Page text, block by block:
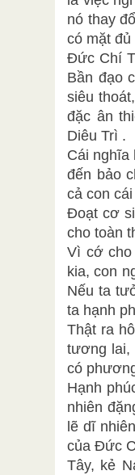
nó thay
có mặt đủ
Đức Chí
Bần đạo
siêu
đặc ân
Diêu Trì .
Cái nghĩa
đến bảo
cả con
Đoạt cơ
cho toàn
Vì cớ cho
kia, con
Nếu ta
ta hạnh
Thật ra
tương lai,
có
Hạnh
nhiên
lẽ dĩ
của Đức
Tây, kẻ